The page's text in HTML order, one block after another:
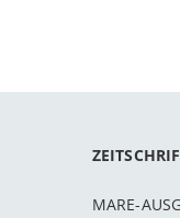
MARE-